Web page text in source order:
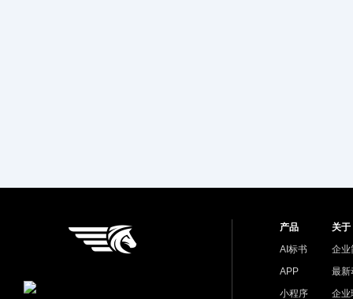
产品
AI标书
APP
小程序
关于
企业
最新
企业